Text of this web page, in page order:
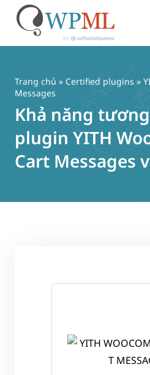
dung
Trang chủ » Certified plugins »
Messages
Khả năng
plugin YITH
Cart Messages